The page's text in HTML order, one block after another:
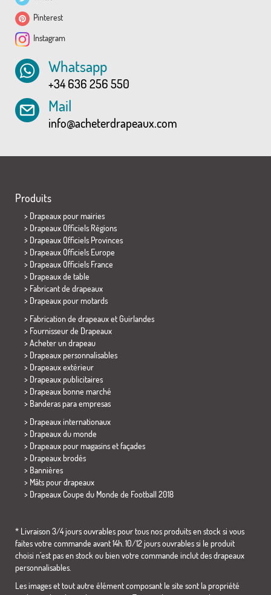
Pinterest
Instagram
Whatsapp
+34 636 256 550
Mail
info@acheterdrapeaux.com
Produits
> Drapeaux pour mairies
> Drapeaux Officiels Régions
> Drapeaux Officiels Provinces
> Drapeaux Officiels Europe
> Drapeaux Officiels France
> Drapeaux de table
> Fabricant de drapeaux
> Drapeaux pour motards
> Fabrication de drapeaux et Guirlandes
> Fournisseur de Drapeaux
> Acheter un drapeau
> Drapeaux personnalisables
> Drapeaux extérieur
> Drapeaux publicitaires
> Drapeaux bonne marché
> Banderas para empresas
> Drapeaux internationaux
> Drapeaux du monde
> Drapeaux pour magasins et façades
> Drapeaux brodés
> Bannières
> Mâts pour drapeaux
> Drapeaux Coupe du Monde de Football 2018
* Livraison 3/4 jours ouvrables pour tous nos produits en stock si vous
faites votre commande avant 14h. 10/12 jours ouvrables si le produit
choisi n´est pas en stock ou bien votre commande inclut des drapeaux
personnalisables.
Les images et tout autre élément composant le site sont la propriété